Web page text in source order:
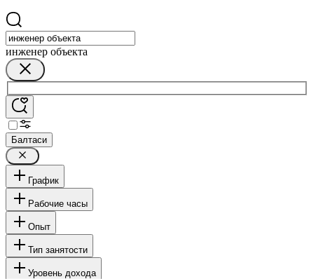
инженер объекта
Балтаси
График
Рабочие часы
Опыт
Тип занятости
Уровень дохода